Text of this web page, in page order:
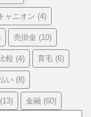
ャニオン (4)
売掛金 (10)
較 (4) 育毛 (6)
い (8)
(13) 金融 (60)